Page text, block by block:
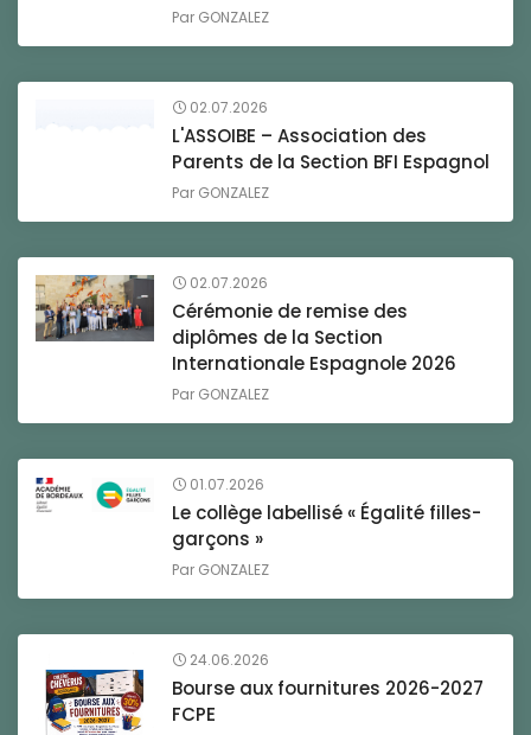
Par GONZALEZ
02.07.2026
L'ASSOIBE – Association des
Parents de la Section BFI Espagnol
Par GONZALEZ
02.07.2026
Cérémonie de remise des
diplômes de la Section
Internationale Espagnole 2026
Par GONZALEZ
01.07.2026
Le collège labellisé « Égalité filles-
garçons »
Par GONZALEZ
24.06.2026
Bourse aux fournitures 2026-2027
FCPE